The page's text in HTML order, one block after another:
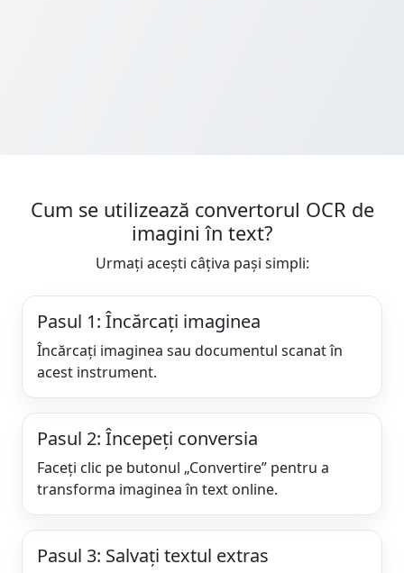
Cum se utilizează convertorul OCR de
imagini în text?
Urmați acești câțiva pași simpli:
Pasul 1: Încărcați imaginea
Încărcați imaginea sau documentul scanat în
acest instrument.
Pasul 2: Începeți conversia
Faceți clic pe butonul „Convertire” pentru a
transforma imaginea în text online.
Pasul 3: Salvați textul extras